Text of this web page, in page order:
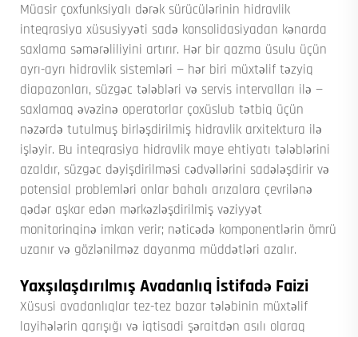
Müasir çoxfunksiyalı dərək sürücülərinin hidravlik
inteqrasiya xüsusiyyəti sadə konsolidasiyadan kənarda
saxlama səmərəliliyini artırır. Hər bir qazma üsulu üçün
ayrı-ayrı hidravlik sistemləri — hər biri müxtəlif təzyiq
diapazonları, süzgəc tələbləri və servis intervalları ilə —
saxlamaq əvəzinə operatorlar çoxüslub tətbiq üçün
nəzərdə tutulmuş birləşdirilmiş hidravlik arxitektura ilə
işləyir. Bu inteqrasiya hidravlik maye ehtiyatı tələblərini
azaldır, süzgəc dəyişdirilməsi cədvəllərini sadələşdirir və
potensial problemləri onlar bahalı arızalara çevrilənə
qədər aşkar edən mərkəzləşdirilmiş vəziyyət
monitorinqinə imkan verir; nəticədə komponentlərin ömrü
uzanır və gözlənilməz dayanma müddətləri azalır.
Yaxşılaşdırılmış Avadanlıq İstifadə Faizi
Xüsusi avadanlıqlar tez-tez bazar tələbinin müxtəlif
layihələrin qarışığı və iqtisadi şəraitdən asılı olaraq